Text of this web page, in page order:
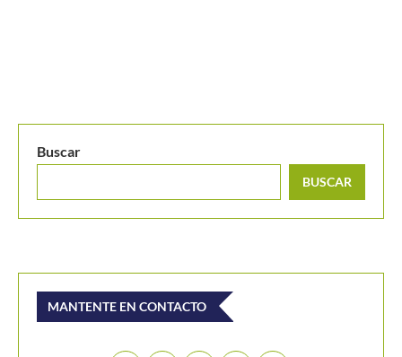
Buscar
BUSCAR
MANTENTE EN CONTACTO